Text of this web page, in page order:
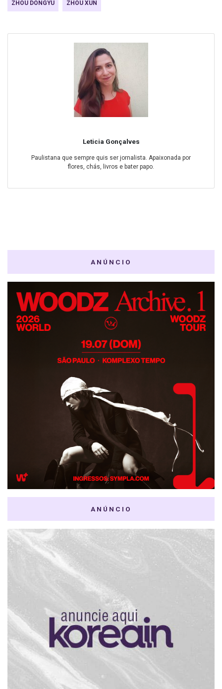
ZHOU DONGYU ZHOU XUN
Leticia Gonçalves
Paulistana que sempre quis ser jornalista. Apaixonada por
flores, chás, livros e bater papo.
ANÚNCIO
ANÚNCIO